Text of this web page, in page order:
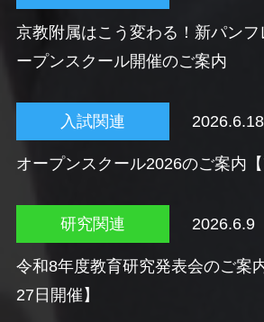
京教附属はこう変わる！新パンフ
ープンスクール開催のご案内
入試関連 2026.6.18
オープンスクール2026のご案内【
研究関連 2026.6.9
令和8年度教育研究発表会のご案
27日開催】